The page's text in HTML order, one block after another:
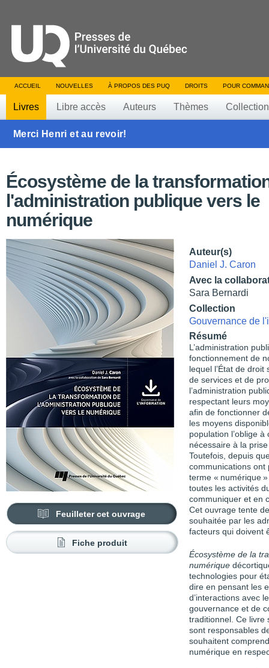
ACCUEIL NOUVELLES À PROPOS DES PUQ DROITS POUR
Livres Libre accès Auteurs Thèmes
Merci Henri et au revoir!
Écosystème de la
l'administration publique vers le
numérique
Feuilleter cet ouvrage
Fiche produit
Auteur(s)
Daniel J. Caron
Avec la
Sara Bernardi
Collection
Gouvernance de
Résumé
L’administration
fonctionnement de
lequel l’État de
de services et de
l’administration
respectant leurs
afin de fonctionner
les moyens
population l’oblige
nécessaire à la
Toutefois, depuis
communications ont
terme « numérique
toutes les activités
communiquer et en
Cet ouvrage tente
souhaitée par les
facteurs qui doivent
Écosystème de la
numérique
technologies pour
dire en pensant les
d’interactions avec
gouvernance et de
traditionnel. Ce livre
sont responsables
souhaitent
numérique en